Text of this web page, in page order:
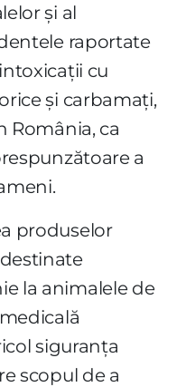
și al
raportate
cu
și carbamați,
România, ca
a
produselor
la animalele de
siguranța
scopul de a